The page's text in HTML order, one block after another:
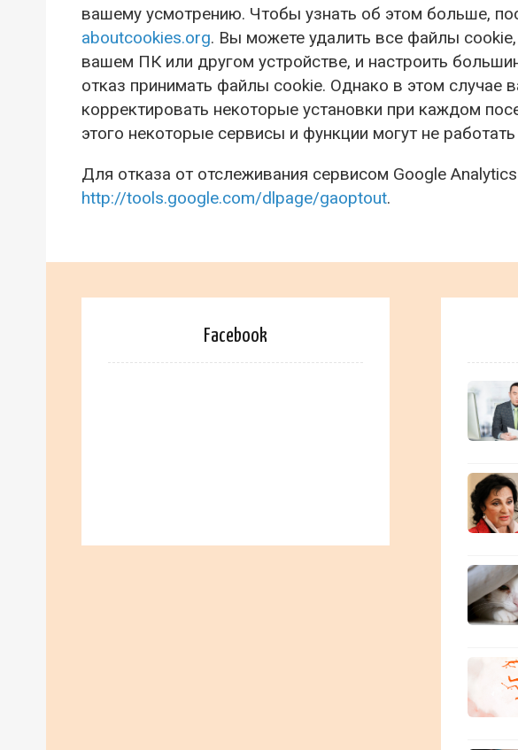
вашему усмотрению. Чтобы узнать об этом больше,
aboutcookies.org. Вы можете удалить все файлы
вашем ПК или другом устройстве, и настроить
отказ принимать файлы cookie. Однако в этом случае
корректировать некоторые установки при каждом
этого некоторые сервисы и функции могут не
Для отказа от отслеживания сервисом Google Analytics
http://tools.google.com/dlpage/gaoptout.
Facebook